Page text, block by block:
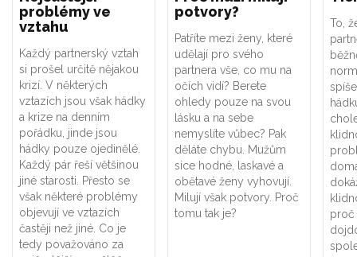
problémy ve
vztahu
Každý partnerský vztah
si prošel určitě nějakou
krizí. V některých
vztazích jsou však hádky
a krize na denním
pořádku, jinde jsou
hádky pouze ojedinělé.
Každý pár řeší většinou
jiné starosti. Přesto se
však některé problémy
objevují ve vztazích
častěji než jiné. Co je
tedy považováno za
potvory?
Patříte mezi ženy, které
udělají pro svého
partnera vše, co mu na
očích vidí? Berete
ohledy pouze na svou
lásku a na sebe
nemyslíte vůbec? Pak
děláte chybu. Mužům
sice hodné, laskavé a
obětavé ženy vyhovují.
Milují však potvory. Proč
tomu tak je?
To,
proč